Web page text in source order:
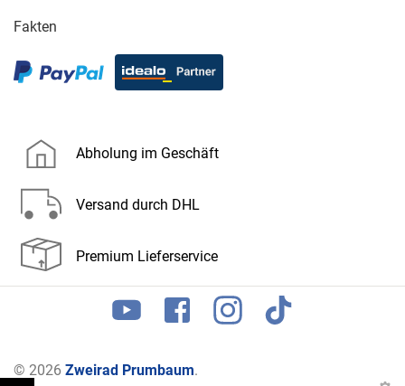
Fakten
Abholung im Geschäft
Versand durch DHL
Premium Lieferservice
© 2026 Zweirad Prumbaum.